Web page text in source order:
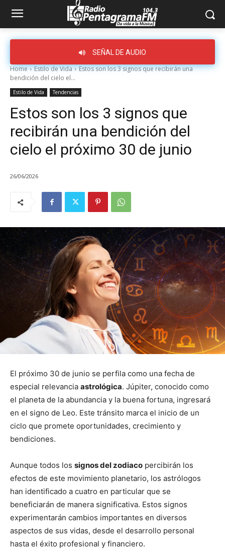
SEÑAL DE AUDIO
Home Estilo de Vida
Estos son los 3 signos que recibirán una
bendición del cielo el...
Estilo de Vida Tendencias
Estos son los 3 signos que
recibirán una bendición del
cielo el próximo 30 de junio
26/06/2026
El próximo 30 de junio se perfila como una fecha de
especial relevancia astrológica. Júpiter, conocido como
el planeta de la abundancia y la buena fortuna, ingresará
en el signo de Leo. Este tránsito marca el inicio de un
ciclo que promete oportunidades, crecimiento y
bendiciones.
Aunque todos los signos del zodiaco percibirán los
efectos de este movimiento planetario, los astrólogos
han identificado a cuatro en particular que se
beneficiarán de manera significativa. Estos signos
experimentarán cambios importantes en diversos
aspectos de sus vidas, desde el desarrollo personal
hasta el éxito profesional y financiero.